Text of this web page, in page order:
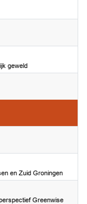
geweld
en Zuid Groningen
Greenwise